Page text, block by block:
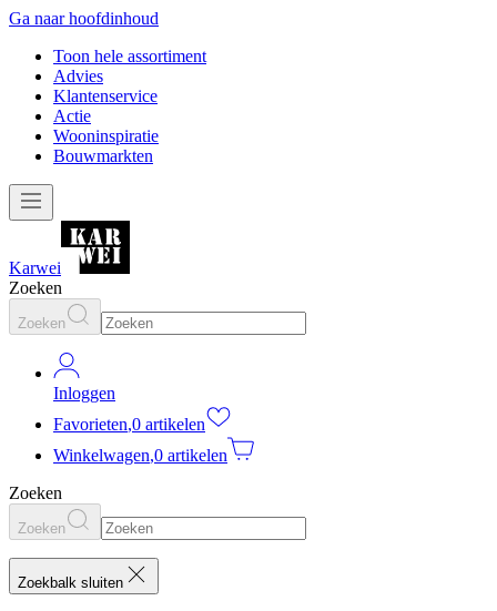
Ga naar hoofdinhoud
Toon hele assortiment
Advies
Klantenservice
Actie
Wooninspiratie
Bouwmarkten
Karwei
Zoeken
Zoeken
Inloggen
Favorieten,0 artikelen
Winkelwagen,0 artikelen
Zoeken
Zoeken
Zoekbalk sluiten